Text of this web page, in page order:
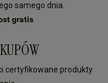
samego dnia.
gratis
certyfikowane produkty